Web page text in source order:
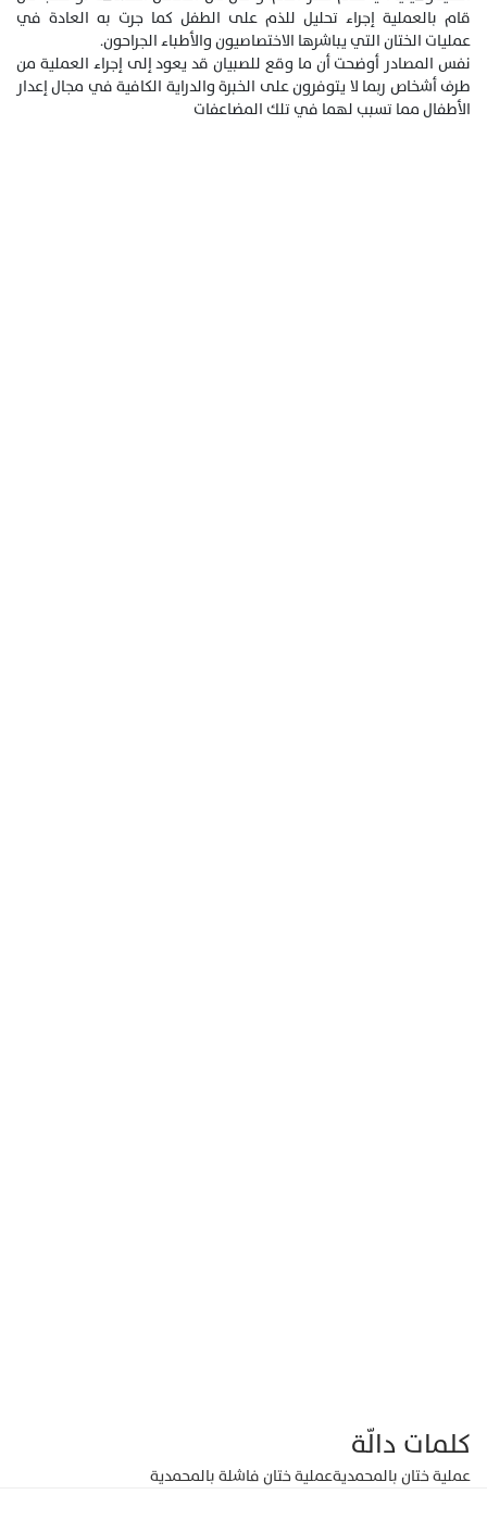
قام بالعملية إجراء تحليل للذم على الطفل كما جرت به العادة في
عمليات الختان التي يباشرها الاختصاصيون والأطباء الجراحون.
نفس المصادر أوضحت أن ما وقع للصبيان قد يعود إلى إجراء العملية من
طرف أشخاص ربما لا يتوفرون على الخبرة والدراية الكافية في مجال إعدار
الأطفال مما تسبب لهما في تلك المضاعفات
كلمات دالّة
عملية ختان بالمحمديةعملية ختان فاشلة بالمحمدية